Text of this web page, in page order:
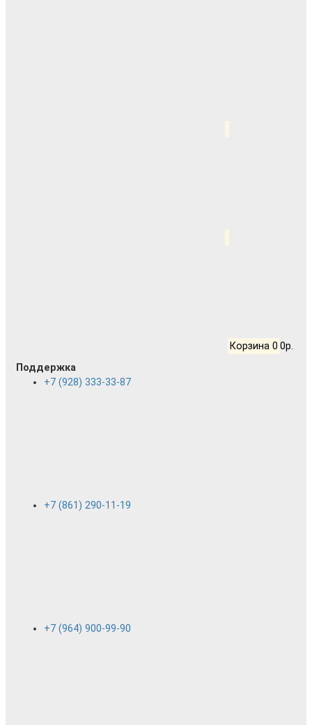
Корзина 0 0р.
Поддержка
+7 (928) 333-33-87
+7 (861) 290-11-19
+7 (964) 900-99-90